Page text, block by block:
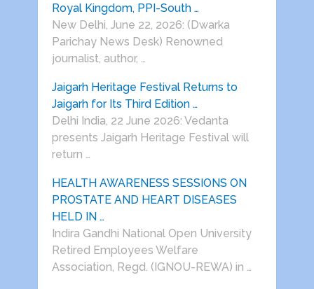
Royal Kingdom, PPI-South …
New Delhi, June 22, 2026: (Dwarka
Parichay News Desk) Renowned
journalist, author, …
Jaigarh Heritage Festival Returns to
Jaigarh for Its Third Edition …
Delhi India, 22 June 2026: Vedanta
presents Jaigarh Heritage Festival will
return …
HEALTH AWARENESS SESSIONS ON
PROSTATE AND HEART DISEASES
HELD IN …
Indira Gandhi National Open University
Retired Employees Welfare
Association, Regd. (IGNOU-REWA) in …